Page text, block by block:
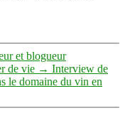
et blogueur
de vie → Interview de
le domaine du vin en